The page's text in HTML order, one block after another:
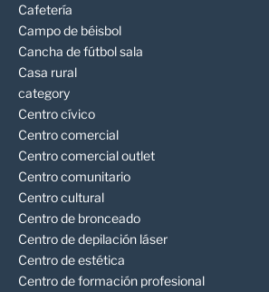
Cafetería
Campo de béisbol
Cancha de fútbol sala
Casa rural
category
Centro cívico
Centro comercial
Centro comercial outlet
Centro comunitario
Centro cultural
Centro de bronceado
Centro de depilación láser
Centro de estética
Centro de formación profesional